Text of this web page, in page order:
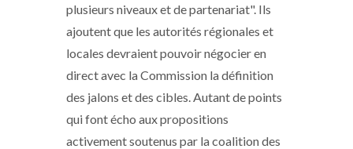
plusieurs niveaux et de partenariat". Ils
ajoutent que les autorités régionales et
locales devraient pouvoir négocier en
direct avec la Commission la définition
des jalons et des cibles. Autant de points
qui font écho aux propositions
activement soutenus par la coalition des